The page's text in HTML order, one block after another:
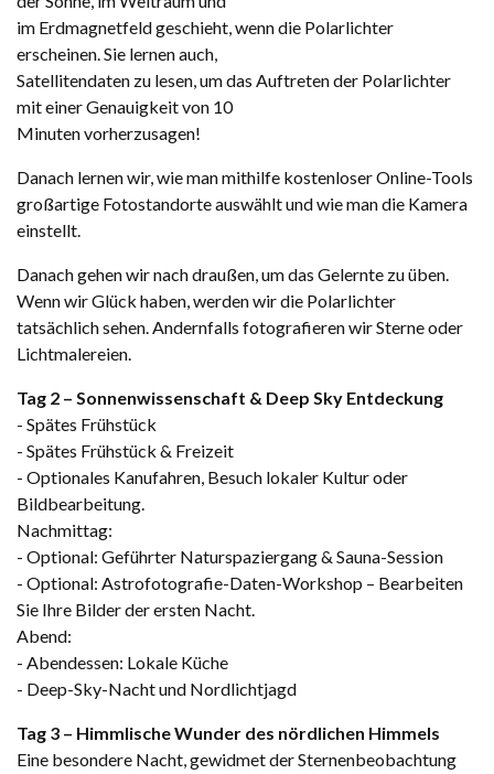
im Erdmagnetfeld geschieht, wenn die Polarlichter
erscheinen. Sie lernen auch,
Satellitendaten zu lesen, um das Auftreten der Polarlichter
mit einer Genauigkeit von 10
Minuten vorherzusagen!
Danach lernen wir, wie man mithilfe kostenloser Online-Tools
großartige Fotostandorte auswählt und wie man die Kamera
einstellt.
Danach gehen wir nach draußen, um das Gelernte zu üben.
Wenn wir Glück haben, werden wir die Polarlichter
tatsächlich sehen. Andernfalls fotografieren wir Sterne oder
Lichtmalereien.
Tag 2 – Sonnenwissenschaft & Deep Sky Entdeckung
- Spätes Frühstück
- Spätes Frühstück & Freizeit
- Optionales Kanufahren, Besuch lokaler Kultur oder
Bildbearbeitung.
Nachmittag:
- Optional: Geführter Naturspaziergang & Sauna-Session
- Optional: Astrofotografie-Daten-Workshop – Bearbeiten
Sie Ihre Bilder der ersten Nacht.
Abend:
- Abendessen: Lokale Küche
- Deep-Sky-Nacht und Nordlichtjagd
Tag 3 – Himmlische Wunder des nördlichen Himmels
Eine besondere Nacht, gewidmet der Sternenbeobachtung